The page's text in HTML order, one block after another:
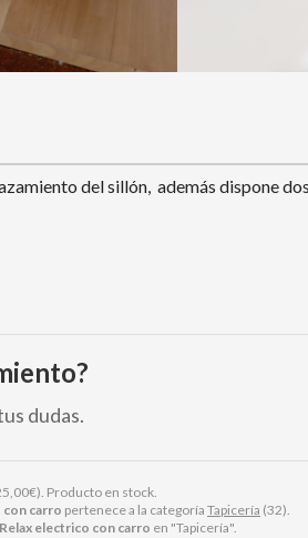
€). Producto en stock.
con carro pertenece a la categoría Tapicería (32).
electrico con carro en "Tapicería".
del sillón, además dispone
dudas.